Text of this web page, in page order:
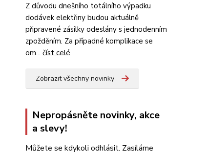
Z důvodu dnešního totálního výpadku
dodávek elektřiny budou aktuálně
připravené zásilky odeslány s jednodenním
zpožděním. Za případné komplikace se
om... číst celé
Zobrazit všechny novinky
Nepropásněte novinky, akce
a slevy!
Můžete se kdykoli odhlásit. Zasíláme